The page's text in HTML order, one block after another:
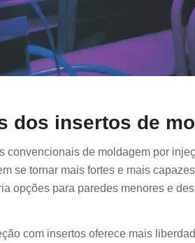
dos insertos de
convencionais de moldagem por
se tornar mais fortes e mais
opções para paredes menores e
com insertos oferece mais